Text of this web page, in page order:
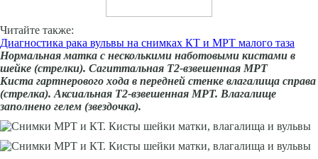
Читайте также:
Диагностика рака вульвы на снимках КТ и МРТ малого таза
Нормальная матка с несколькими наботовыми кистами в
шейке (стрелки). Сагиттальная Т2-взвешенная МРТ
Киста гартнерового хода в передней стенке влагалища справа
(стрелка). Аксиальная Т2-взвешенная МРТ. Влагалище
заполнено гелем (звездочка).